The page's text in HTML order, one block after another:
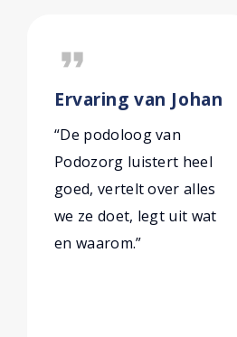
format_quote
Ervaring van Johan
“De podoloog van
Podozorg luistert heel
goed, vertelt over alles
we ze doet, legt uit wat
en waarom.”